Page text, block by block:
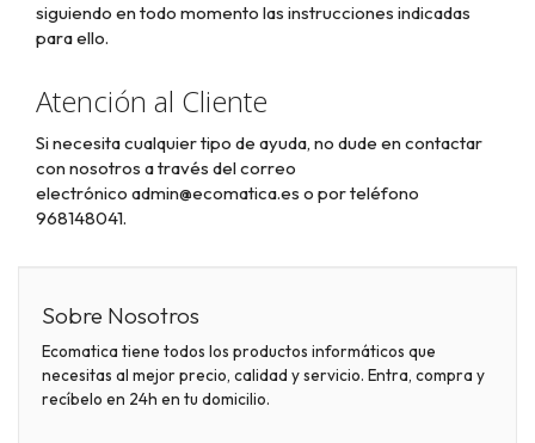
siguiendo en todo momento las instrucciones indicadas
para ello.
Atención al Cliente
Si necesita cualquier tipo de ayuda, no dude en contactar
con nosotros a través del correo
electrónico admin@ecomatica.es o por teléfono
968148041.
Sobre Nosotros
Ecomatica tiene todos los productos informáticos que
necesitas al mejor precio, calidad y servicio. Entra, compra y
recíbelo en 24h en tu domicilio.